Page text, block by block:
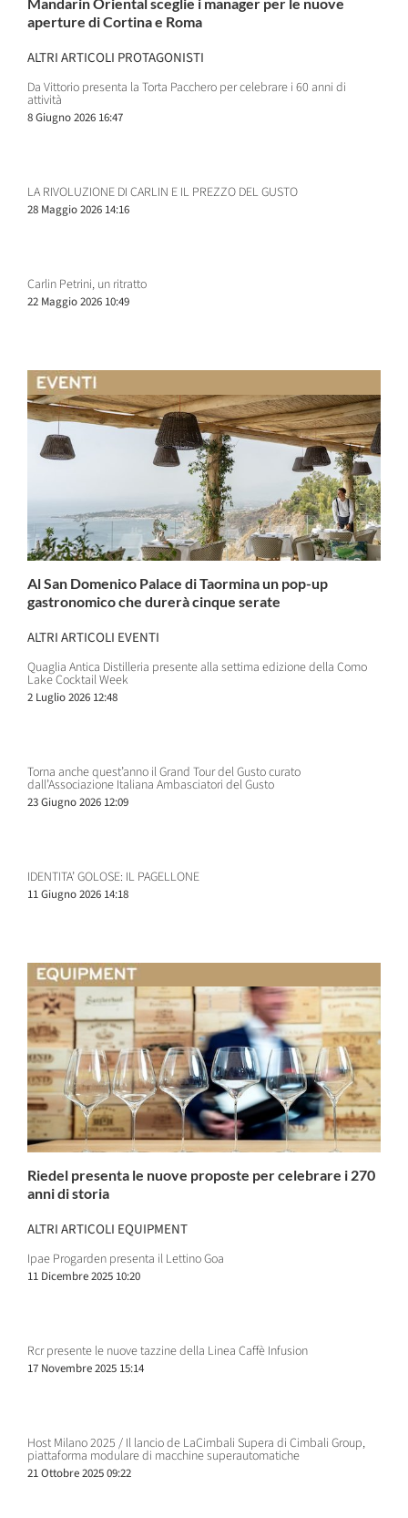
Mandarin Oriental sceglie i manager per le nuove
aperture di Cortina e Roma
ALTRI ARTICOLI PROTAGONISTI
Da Vittorio presenta la Torta Pacchero per celebrare i 60 anni di
attività
8 Giugno 2026 16:47
LA RIVOLUZIONE DI CARLIN E IL PREZZO DEL GUSTO
28 Maggio 2026 14:16
Carlin Petrini, un ritratto
22 Maggio 2026 10:49
Al San Domenico Palace di Taormina un pop-up
gastronomico che durerà cinque serate
ALTRI ARTICOLI EVENTI
Quaglia Antica Distilleria presente alla settima edizione della Como
Lake Cocktail Week
2 Luglio 2026 12:48
Torna anche quest’anno il Grand Tour del Gusto curato
dall’Associazione Italiana Ambasciatori del Gusto
23 Giugno 2026 12:09
IDENTITA’ GOLOSE: IL PAGELLONE
11 Giugno 2026 14:18
Riedel presenta le nuove proposte per celebrare i 270
anni di storia
ALTRI ARTICOLI EQUIPMENT
Ipae Progarden presenta il Lettino Goa
11 Dicembre 2025 10:20
Rcr presente le nuove tazzine della Linea Caffè Infusion
17 Novembre 2025 15:14
Host Milano 2025 / Il lancio de LaCimbali Supera di Cimbali Group,
piattaforma modulare di macchine superautomatiche
21 Ottobre 2025 09:22